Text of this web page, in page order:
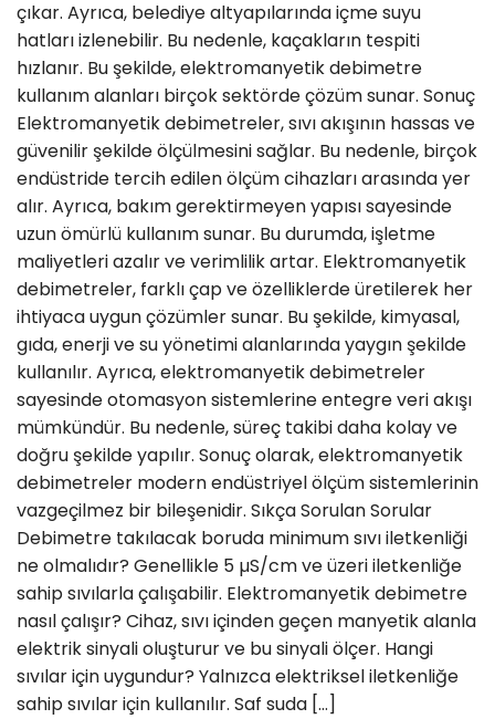
çıkar. Ayrıca, belediye altyapılarında içme suyu
hatları izlenebilir. Bu nedenle, kaçakların tespiti
hızlanır. Bu şekilde, elektromanyetik debimetre
kullanım alanları birçok sektörde çözüm sunar. Sonuç
Elektromanyetik debimetreler, sıvı akışının hassas ve
güvenilir şekilde ölçülmesini sağlar. Bu nedenle, birçok
endüstride tercih edilen ölçüm cihazları arasında yer
alır. Ayrıca, bakım gerektirmeyen yapısı sayesinde
uzun ömürlü kullanım sunar. Bu durumda, işletme
maliyetleri azalır ve verimlilik artar. Elektromanyetik
debimetreler, farklı çap ve özelliklerde üretilerek her
ihtiyaca uygun çözümler sunar. Bu şekilde, kimyasal,
gıda, enerji ve su yönetimi alanlarında yaygın şekilde
kullanılır. Ayrıca, elektromanyetik debimetreler
sayesinde otomasyon sistemlerine entegre veri akışı
mümkündür. Bu nedenle, süreç takibi daha kolay ve
doğru şekilde yapılır. Sonuç olarak, elektromanyetik
debimetreler modern endüstriyel ölçüm sistemlerinin
vazgeçilmez bir bileşenidir. Sıkça Sorulan Sorular
Debimetre takılacak boruda minimum sıvı iletkenliği
ne olmalıdır? Genellikle 5 µS/cm ve üzeri iletkenliğe
sahip sıvılarla çalışabilir. Elektromanyetik debimetre
nasıl çalışır? Cihaz, sıvı içinden geçen manyetik alanla
elektrik sinyali oluşturur ve bu sinyali ölçer. Hangi
sıvılar için uygundur? Yalnızca elektriksel iletkenliğe
sahip sıvılar için kullanılır. Saf suda […]